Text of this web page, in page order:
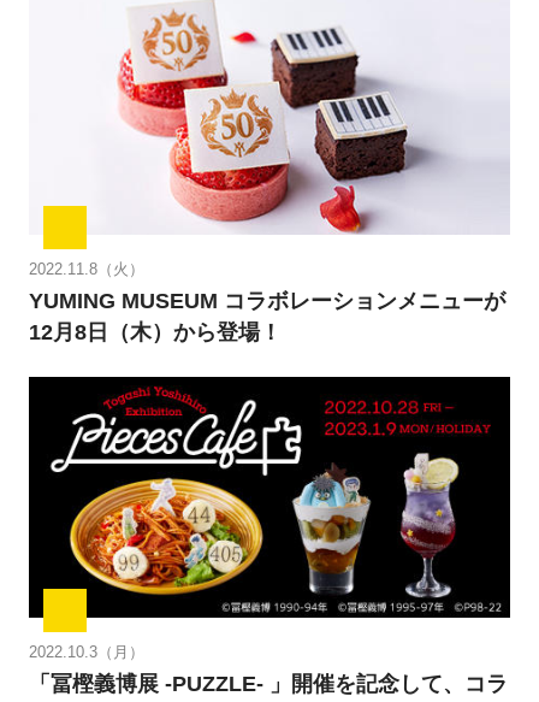
2022.11.8（火）
YUMING MUSEUM コラボレーションメニューが
12月8日（木）から登場！
2022.10.3（月）
「冨樫義博展 -PUZZLE- 」開催を記念して、コラ